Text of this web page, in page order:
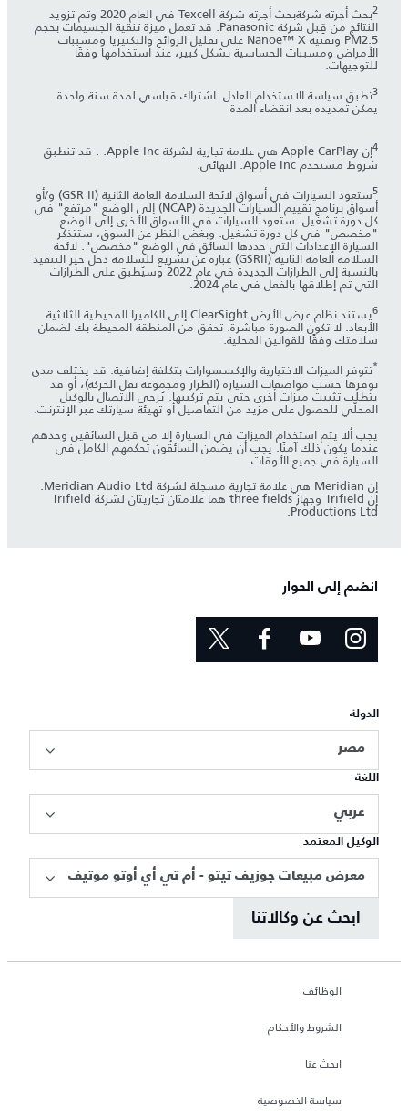
2 بحث أجرته شركةبحث أجرته شركة Texcell في العام 2020 وتم تزويد
النتائج من قِبل شركة Panasonic. قد تعمل ميزة تنقية الجسيمات بحجم
PM2.5 وتقنية Nanoe™ X على تقليل الروائح والبكتيريا ومسببات
الأمراض ومسببات الحساسية بشكل كبير، عند استخدامها وفقًا
للتوجيهات.
3تطبق سياسة الاستخدام العادل. اشتراك قياسي لمدة سنة واحدة
يمكن تمديده بعد انقضاء المدة
4 إن Apple CarPlay هي علامة تجارية لشركة Apple Inc. . قد تنطبق
شروط مستخدم Apple Inc. النهائي.
5 ستعود السيارات في أسواق لائحة السلامة العامة الثانية (GSR II) و/أو
أسواق برنامج تقييم السيارات الجديدة (NCAP) إلى الوضع "مرتفع" في
كل دورة تشغيل. ستعود السيارات في الأسواق الأخرى إلى الوضع
"مخصص" في كل دورة تشغيل. وبغض النظر عن السوق، ستتذكر
السيارة الإعدادات التي حددها السائق في الوضع "مخصص". لائحة
السلامة العامة الثانية (GSRII) عبارة عن تشريع للسلامة دخل حيز التنفيذ
بالنسبة إلى الطرازات الجديدة في عام 2022 وسيُطبق على الطرازات
التي تم إطلاقها بالفعل في عام 2024.
6 يستند نظام عرض الأرض ClearSight إلى الكاميرا المحيطية الثلاثية
الأبعاد. لا تكون الصورة مباشرة. تحقق من المنطقة المحيطة بك لضمان
سلامتك وفقًا للقوانين المحلية.
*تتوفر الميزات الاختيارية والإكسسوارات بتكلفة إضافية. قد يختلف مدى
توفرها حسب مواصفات السيارة (الطراز ومجموعة نقل الحركة)، أو قد
يتطلب تثبيت ميزات أخرى حتى يتم تركيبها. يُرجى الاتصال بالوكيل
المحلّي للحصول على مزيد من التفاصيل أو تهيئة سيارتك عبر الإنترنت.
يجب ألا يتم استخدام الميزات في السيارة إلا من قبل السائقين وحدهم
عندما يكون ذلك آمنًا. يجب أن يضمن السائقون تحكمهم الكامل في
السيارة في جميع الأوقات.
إن Meridian هي علامة تجارية مسجلة لشركة Meridian Audio Ltd.
إن Trifield وجهاز three fields هما علامتان تجاريتان لشركة Trifield
Productions Ltd.
انضم إلى الحوار
الدولة
مصر
اللغة
عربي
الوكيل المعتمد
معرض مبيعات جوزيف تيتو - أم تي أي أوتو موتيف
ابحث عن وكالاتنا
الوظائف
الشروط والأحكام
ابحث عنا
سياسة الخصوصية